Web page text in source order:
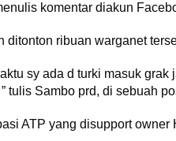
komentar diakun
ditonton ribuan warganet
sy ada d turki masuk grak
tulis Sambo prd, di sebuah
ATP yang disupport owner